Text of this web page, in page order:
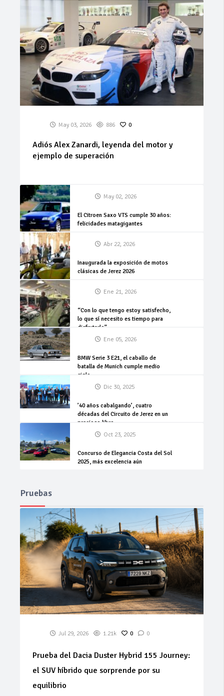
May 03, 2026 886 0
Adiós Alex Zanardi, leyenda del motor y
ejemplo de superación
May 02, 2026
El Citroen Saxo VTS cumple 30 años:
felicidades matagigantes
Abr 22, 2026
Inaugurada la exposición de motos
clásicas de Jerez 2026
Ene 21, 2026
“Con lo que tengo estoy satisfecho,
lo que sí necesito es tiempo para
disfrutarlo”
Ene 05, 2026
BMW Serie 3 E21, el caballo de
batalla de Munich cumple medio
siglo
Dic 30, 2025
’40 años cabalgando’, cuatro
décadas del Circuito de Jerez en un
precioso libro
Oct 23, 2025
Concurso de Elegancia Costa del Sol
2025, más excelencia aún
Pruebas
Jul 29, 2026 1.21k 0 0
Prueba del Dacia Duster Hybrid 155 Journey:
el SUV híbrido que sorprende por su
equilibrio